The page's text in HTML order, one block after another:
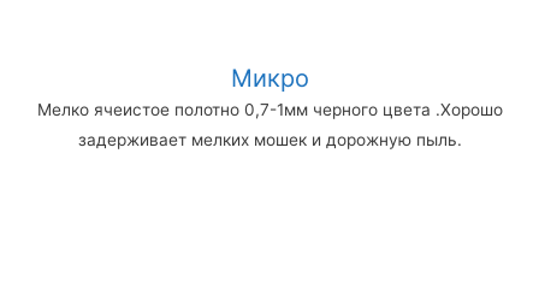
Микро
Мелко ячеистое полотно 0,7-1мм черного цвета .Хорошо
задерживает мелких мошек и дорожную пыль.